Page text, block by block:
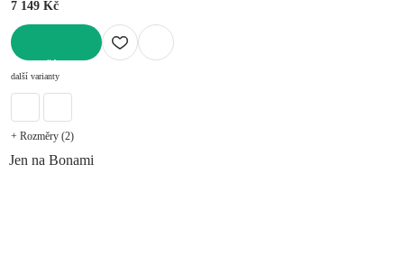
7 149 Kč
další varianty
+ Rozměry (2)
Jen na Bonami